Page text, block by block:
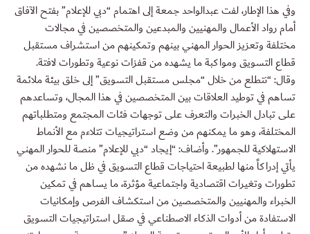
وفي هذا الإطار، لفت عبدالواحد جمعة إلى اهتمام “دبي للإعلام” بفتح الآفاق
أمام رواد الأعمال والمهنيين والمبدعين والمتخصصين في مجالات
مختلفة وتعزيز الحوار المهني بينهم وتمكينهم من استشراف مستقبل
قطاع التسويق ومواكبة ما يشهده من قفزات نوعية وتطورات لافتة.
وقال: “نتطلع من خلال “مجلس مستقبل التسويق” إلى خلق بيئة ملائمة
تساهم في توطيد العلاقات بين المتخصصين في هذا المجال، وتساعدهم
على تبادل الخبرات والتعرف على توجهات فئات المجتمع ومتطلباتهم
المختلفة، وهو ما يمكنهم من وضع استراتيجيات تتلاءم مع الأنماط
الاستهلاكية للجمهور”. وأضاف: “إيجاد “دبي للإعلام” منصة للحوار المهني
يأتي إدراكاً منها لطبيعة احتياجات قطاع التسويق في ظل ما نشهده من
تطورات وتغيرات اقتصادية واجتماعية مؤثرة، ما يساهم في تمكين
الخبراء والمهنيين والمتخصصين من استكشاف الفرص وإمكانيات
الاستفادة من أدوات الذكاء الاصطناعي في صقل استراتيجيات التسويق